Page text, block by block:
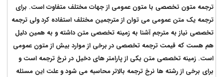
ترجمه متون تخصصی با متون عمومی از جهات مختلف متفاوت است. برای
ترجمه یک متن عمومی می توان از مترجمین مختلف استفاده کرد ولی ترجمه
تخصصی نیاز به مترجم آشنا به زمینه تخصصی متن داشته و به همین دلیل
هم هست که قیمت ترجمه تخصصی در برخی از موارد بیش از متون عمومی
است. زمینه تخصصی متن یکی از پارامتر های دخیل در نرخ ترجمه است و
برای برخی از رشته ها نرخ ترجمه بالاتر محاسبه می شود و علت این مسئله